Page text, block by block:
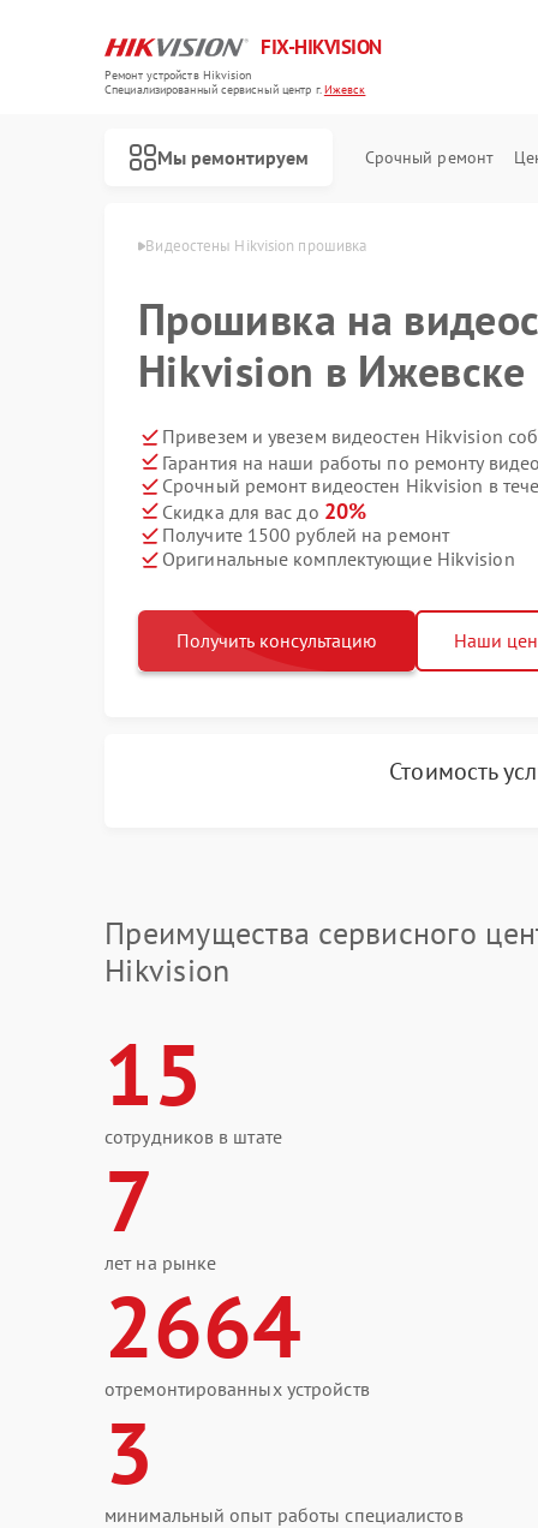
FIX-HIKVISION
Ремонт устройств Hikvision
Специализированный cервисный центр г.Ижевск
Мы ремонтируем Срочный ремонт
в Ижевске Видеостены Hikvision прошивка
Прошивка на
Hikvision в Ижевске
Привезем и увезем видеостен Hikvision
Гарантия на наши работы по ремонту
Срочный ремонт видеостен Hikvision в
Скидка для вас до 20%
Получите 1500 рублей на ремонт
Оригинальные комплектующие Hikvision
Получить консультацию Наши
Стоимость
Преимущества сервисного
Hikvision
15
сотрудников в штате
7
лет на рынке
2664
отремонтированных устройств
3
минимальный опыт работы специалистов